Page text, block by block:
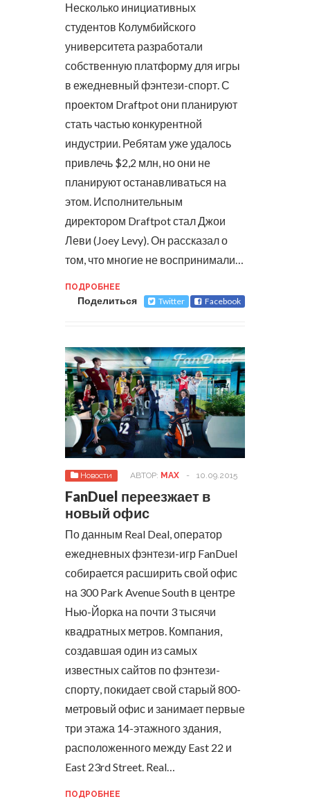
Несколько инициативных
студентов Колумбийского
университета разработали
собственную платформу для игры
в ежедневный фэнтези-спорт. С
проектом Draftpot они планируют
стать частью конкурентной
индустрии. Ребятам уже удалось
привлечь $2,2 млн, но они не
планируют останавливаться на
этом. Исполнительным
директором Draftpot стал Джои
Леви (Joey Levy). Он рассказал о
том, что многие не воспринимали…
ПОДРОБНЕЕ
Поделиться Twitter Facebook
Новости АВТОР: MAX - 10.09.2015
FanDuel переезжает в
новый офис
По данным Real Deal, оператор
ежедневных фэнтези-игр FanDuel
собирается расширить свой офис
на 300 Park Avenue South в центре
Нью-Йорка на почти 3 тысячи
квадратных метров. Компания,
создавшая один из самых
известных сайтов по фэнтези-
спорту, покидает свой старый 800-
метровый офис и занимает первые
три этажа 14-этажного здания,
расположенного между East 22 и
East 23rd Street. Real…
ПОДРОБНЕЕ